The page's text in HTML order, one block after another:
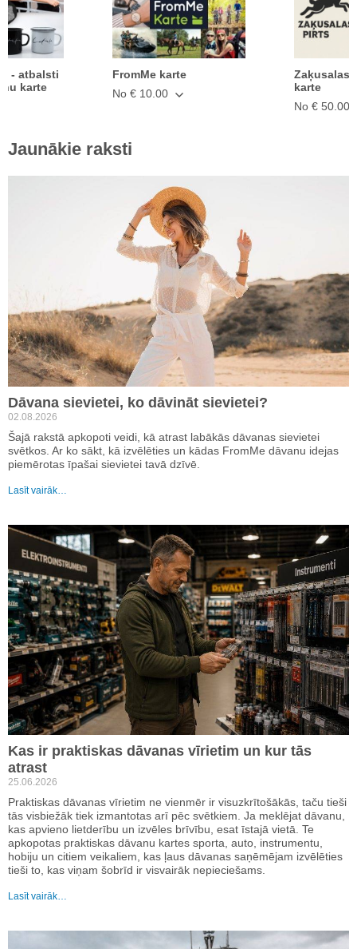
- atbalsti
karte
FromMe karte
No € 10.00
Zaķusalas
karte
No € 50.00
Jaunākie raksti
Dāvana sievietei, ko dāvināt sievietei?
02.08.2026
Šajā rakstā apkopoti veidi, kā atrast labākās dāvanas sievietei
svētkos. Ar ko sākt, kā izvēlēties un kādas FromMe dāvanu idejas
piemērotas īpašai sievietei tavā dzīvē.
Lasīt vairāk…
Kas ir praktiskas dāvanas vīrietim un kur tās
atrast
25.06.2026
Praktiskas dāvanas vīrietim ne vienmēr ir visuzkrītošākās, taču tieši
tās visbiežāk tiek izmantotas arī pēc svētkiem. Ja meklējat dāvanu,
kas apvieno lietderību un izvēles brīvību, esat īstajā vietā. Te
apkopotas praktiskas dāvanu kartes sporta, auto, instrumentu,
hobiju un citiem veikaliem, kas ļaus dāvanas saņēmējam izvēlēties
tieši to, kas viņam šobrīd ir visvairāk nepieciešams.
Lasīt vairāk…